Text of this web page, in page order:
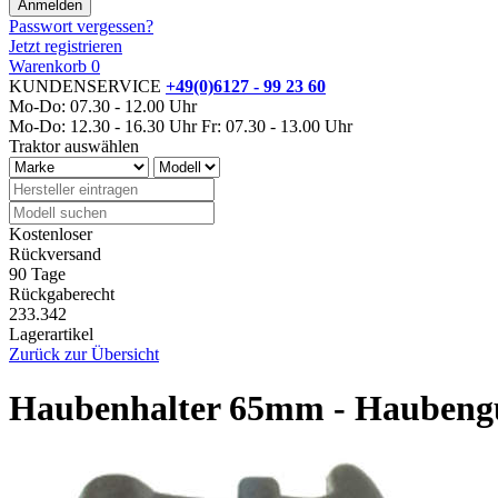
Passwort vergessen?
Jetzt registrieren
Warenkorb 0
KUNDENSERVICE +49(0)6127 - 99 23 60
Mo-Do: 07.30 - 12.00 Uhr
Mo-Do: 12.30 - 16.30 Uhr Fr: 07.30 - 13.00 Uhr
Traktor auswählen
Kostenloser
Rückversand
90 Tage
Rückgaberecht
233.342
Lagerartikel
Zurück zur Übersicht
Haubenhalter 65mm -